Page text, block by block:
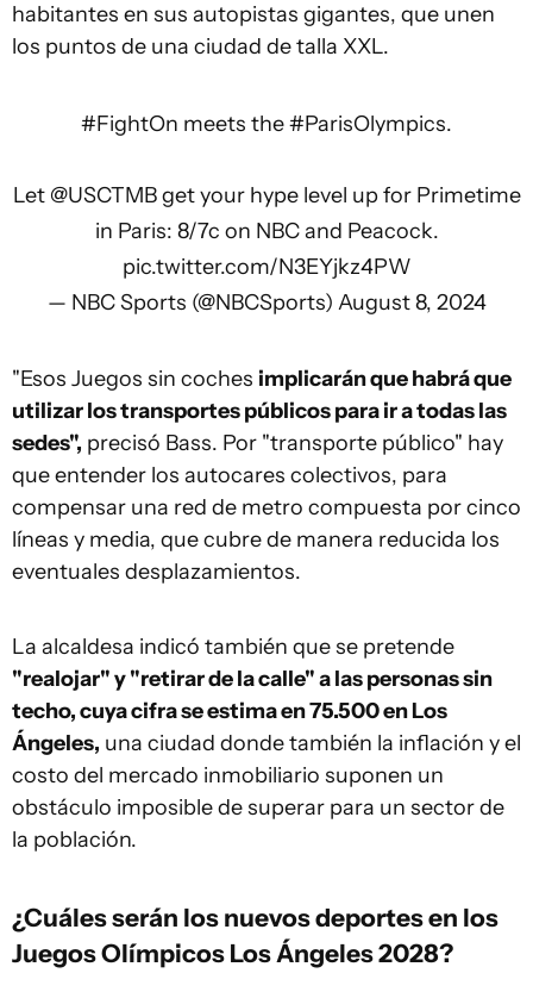
habitantes en sus autopistas gigantes, que unen
los puntos de una ciudad de talla XXL.
#FightOn meets the#ParisOlympics.
Let @USCTMBget your hype level up for Primetime
in Paris: 8/7c on NBC and Peacock.
pic.twitter.com/N3EYjkz4PW
— NBC Sports (@NBCSports) August 8, 2024
"Esos Juegos sin coches implicarán que habrá que
utilizar los transportes públicos para ir a todas las
sedes", precisó Bass. Por "transporte público" hay
que entender los autocares colectivos, para
compensar una red de metro compuesta por cinco
líneas y media, que cubre de manera reducida los
eventuales desplazamientos.
La alcaldesa indicó también que se pretende
"realojar" y "retirar de la calle" a las personas sin
techo, cuya cifra se estima en 75.500 en Los
Ángeles, una ciudad donde también la inflación y el
costo del mercado inmobiliario suponen un
obstáculo imposible de superar para un sector de
la población.
¿Cuáles serán los nuevos deportes en los
Juegos Olímpicos Los Ángeles 2028?